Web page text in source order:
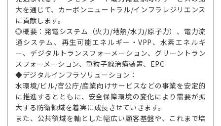
大を通じて、カーボンニュートラル/インフラレジリエンス
に貢献します。
◎概要：発電システム（火力/地熱/水力/原子力）、電力流
通システム、再生可能エネルギー・VPP、水素エネルギ
ー、デジタルトランスフォーメーション、グリーントラン
スフォーメーション、重粒子線治療装置、EPC
◆デジタルインフラソリューション：
水環境/ビル/官公庁/産業向けサービスなどの事業を安定的
に推進するとともに、安全保障環境の変化により需要が拡
大する防衛領域を着実に成長させていきます。
また、公共領域を軸とした幅広い顧客基盤や、これまで培